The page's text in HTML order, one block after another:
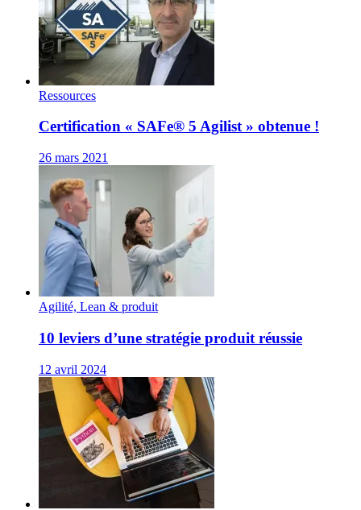
Ressources
Certification « SAFe® 5 Agilist » obtenue !
26 mars 2021
Agilité, Lean & produit
10 leviers d’une stratégie produit réussie
12 avril 2024